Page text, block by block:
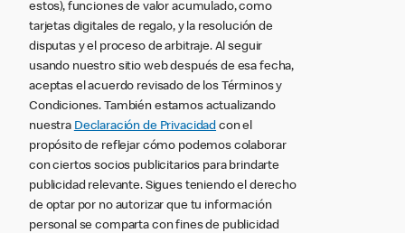
estos), funciones de valor acumulado, como
tarjetas digitales de regalo, y la resolución de
disputas y el proceso de arbitraje. Al seguir
usando nuestro sitio web después de esa fecha,
aceptas el acuerdo revisado de los Términos y
Condiciones. También estamos actualizando
nuestra Declaración de Privacidad con el
propósito de reflejar cómo podemos colaborar
con ciertos socios publicitarios para brindarte
publicidad relevante. Sigues teniendo el derecho
de optar por no autorizar que tu información
personal se comparta con fines de publicidad